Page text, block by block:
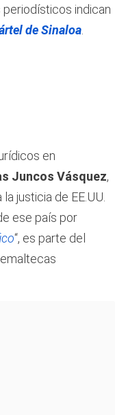
indican
de Sinaloa
en
Juncos Vásquez,
justicia de EE.UU.
ese país por
“, es parte del